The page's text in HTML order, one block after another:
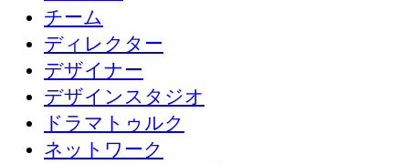
チーム
ディレクター
デザイナー
デザインスタジオ
ドラマトゥルク
ネットワーク